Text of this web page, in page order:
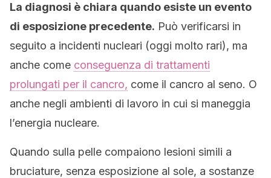
La diagnosi è chiara quando esiste un evento
di esposizione precedente. Può verificarsi in
seguito a incidenti nucleari (oggi molto rari), ma
anche come conseguenza di trattamenti
prolungati per il cancro, come il cancro al seno. O
anche negli ambienti di lavoro in cui si maneggia
l’energia nucleare.
Quando sulla pelle compaiono lesioni simili a
bruciature, senza esposizione al sole, a sostanze